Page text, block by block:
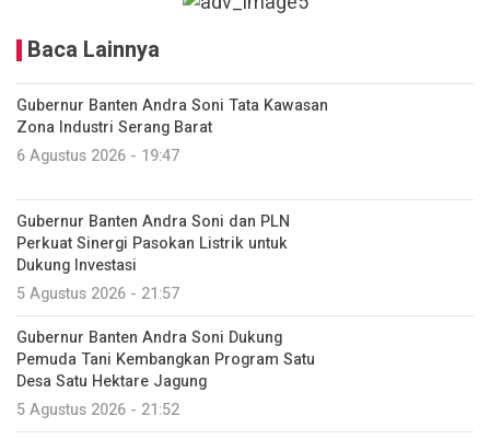
Baca Lainnya
Gubernur Banten Andra Soni Tata Kawasan
Zona Industri Serang Barat
6 Agustus 2026 - 19:47
Gubernur Banten Andra Soni dan PLN
Perkuat Sinergi Pasokan Listrik untuk
Dukung Investasi
5 Agustus 2026 - 21:57
Gubernur Banten Andra Soni Dukung
Pemuda Tani Kembangkan Program Satu
Desa Satu Hektare Jagung
5 Agustus 2026 - 21:52